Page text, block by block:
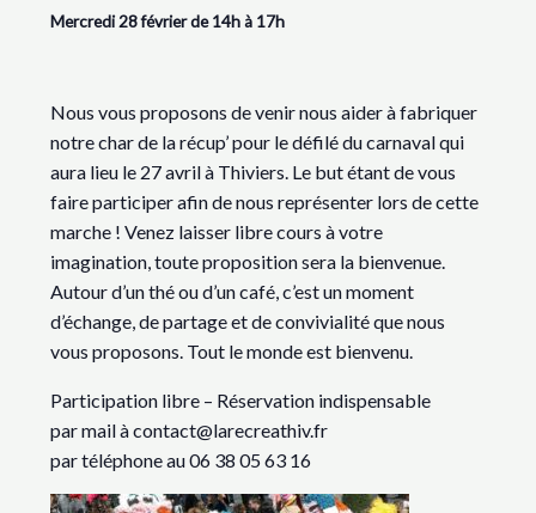
Mercredi 28 février de 14h à 17h
Nous vous proposons de venir nous aider à fabriquer
notre char de la récup’ pour le défilé du carnaval qui
aura lieu le 27 avril à Thiviers. Le but étant de vous
faire participer afin de nous représenter lors de cette
marche ! Venez laisser libre cours à votre
imagination, toute proposition sera la bienvenue.
Autour d’un thé ou d’un café, c’est un moment
d’échange, de partage et de convivialité que nous
vous proposons. Tout le monde est bienvenu.
Participation libre – Réservation indispensable
par mail à contact@larecreathiv.fr
par téléphone au 06 38 05 63 16